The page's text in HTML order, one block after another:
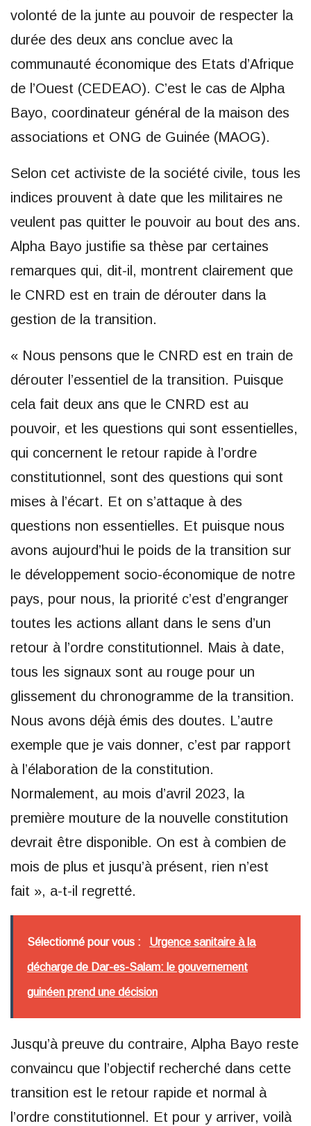
volonté de la junte au pouvoir de respecter la
durée des deux ans conclue avec la
communauté économique des Etats d’Afrique
de l’Ouest (CEDEAO). C’est le cas de Alpha
Bayo, coordinateur général de la maison des
associations et ONG de Guinée (MAOG).
Selon cet activiste de la société civile, tous les
indices prouvent à date que les militaires ne
veulent pas quitter le pouvoir au bout des ans.
Alpha Bayo justifie sa thèse par certaines
remarques qui, dit-il, montrent clairement que
le CNRD est en train de dérouter dans la
gestion de la transition.
« Nous pensons que le CNRD est en train de
dérouter l’essentiel de la transition. Puisque
cela fait deux ans que le CNRD est au
pouvoir, et les questions qui sont essentielles,
qui concernent le retour rapide à l’ordre
constitutionnel, sont des questions qui sont
mises à l’écart. Et on s’attaque à des
questions non essentielles. Et puisque nous
avons aujourd’hui le poids de la transition sur
le développement socio-économique de notre
pays, pour nous, la priorité c’est d’engranger
toutes les actions allant dans le sens d’un
retour à l’ordre constitutionnel. Mais à date,
tous les signaux sont au rouge pour un
glissement du chronogramme de la transition.
Nous avons déjà émis des doutes. L’autre
exemple que je vais donner, c’est par rapport
à l’élaboration de la constitution.
Normalement, au mois d’avril 2023, la
première mouture de la nouvelle constitution
devrait être disponible. On est à combien de
mois de plus et jusqu’à présent, rien n’est
fait », a-t-il regretté.
Sélectionné pour vous : Urgence sanitaire à la
décharge de Dar-es-Salam: le gouvernement
guinéen prend une décision
Jusqu’à preuve du contraire, Alpha Bayo reste
convaincu que l’objectif recherché dans cette
transition est le retour rapide et normal à
l’ordre constitutionnel. Et pour y arriver, voilà